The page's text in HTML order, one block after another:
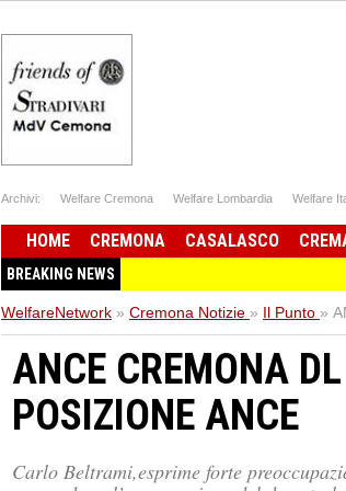
Archivi: Welfare Cremona Welfare Lombardia Welfare
HOME CREMONA CASALASCO
BREAKING NEWS
WelfareNetwork » Cremona Notizie » Il Punto »
ANCE CREMONA
POSIZIONE ANCE
Carlo Beltrami,esprime forte